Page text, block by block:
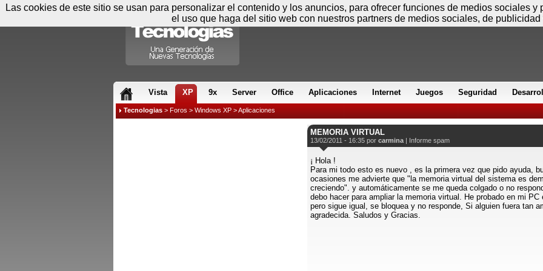
Vista XP 9x Server Office Aplicaciones Internet Juegos Seguridad
Tecnologias > Foros > Windows XP >Aplicaciones
MEMORIA VIRTUAL
13/02/2011 - 16:35 por carmina | Informe spam
¡ Hola !
Para mi todo esto es nuevo , es la primera vez que pido ayuda,
ocasiones me advierte que "la memoria virtual del sistema es
creciendo". y automáticamente se me queda colgado o no
debo hacer para ampliar la memoria virtual. He probado en mi
pero sigue igual, se bloquea y no responde, Si alguien fuera tan
agradecida. Saludos y Gracias.
Las cookies de este sitio se usan para personalizar el contenido y los anuncios, para ofrecer funciones de medios sociales
el uso que haga del sitio web con nuestros partners de medios sociales, de